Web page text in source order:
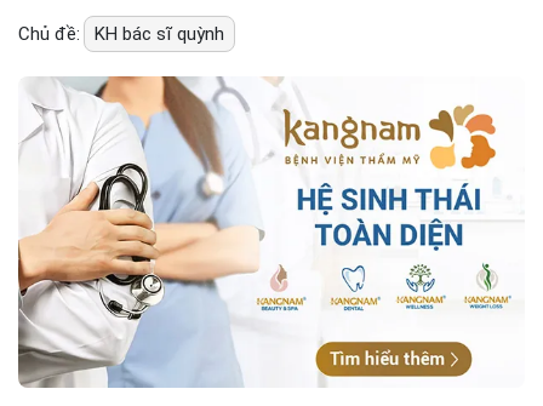
Chủ đề: KH bác sĩ quỳnh